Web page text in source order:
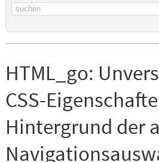
Suchbegriff
HTML_go:
CSS-
Hintergrund der